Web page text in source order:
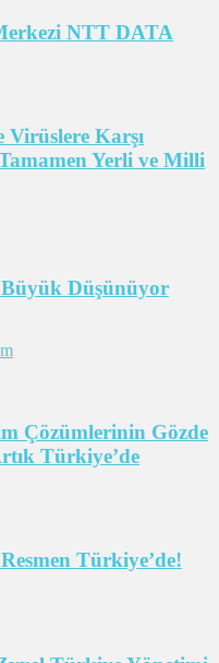
NTT DATA
Karşı
Yerli ve Milli
Düşünüyor
Çözümlerinin Gözde
Türkiye’de
Türkiye’de!